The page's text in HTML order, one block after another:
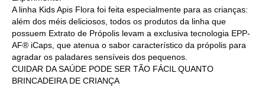
A linha Kids Apis Flora foi feita especialmente para as crianças:
além dos méis deliciosos, todos os produtos da linha que
possuem Extrato de Própolis levam a exclusiva tecnologia EPP-
AF® iCaps, que atenua o sabor característico da própolis para
agradar os paladares sensíveis dos pequenos.
CUIDAR DA SAÚDE PODE SER TÃO FÁCIL QUANTO
BRINCADEIRA DE CRIANÇA